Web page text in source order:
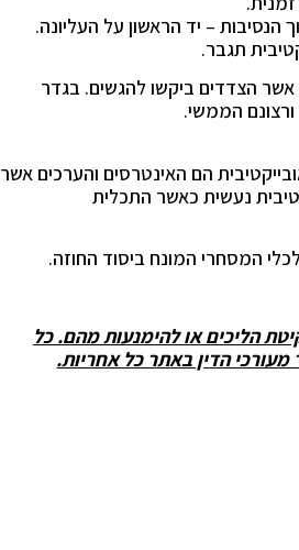
הצדדים ביקשו להגשים. בגדר
הממשי.
הם האינטרסים והערכים אשר
נעשית כאשר התכלית
המסחרי המונח ביסוד החוזה.
הליכים או להימנעות מהם. כל
הדין באתר כל אחריות.